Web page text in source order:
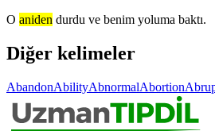
O aniden durdu ve benim yoluma baktı.
Diğer kelimeler
AbandonAbilityAbnormalAbortion